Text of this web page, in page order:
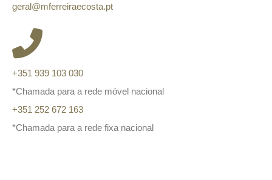
geral@mferreiraecosta.pt
+351 939 103 030
*Chamada para a rede móvel nacional
+351 252 672 163
*Chamada para a rede fixa nacional